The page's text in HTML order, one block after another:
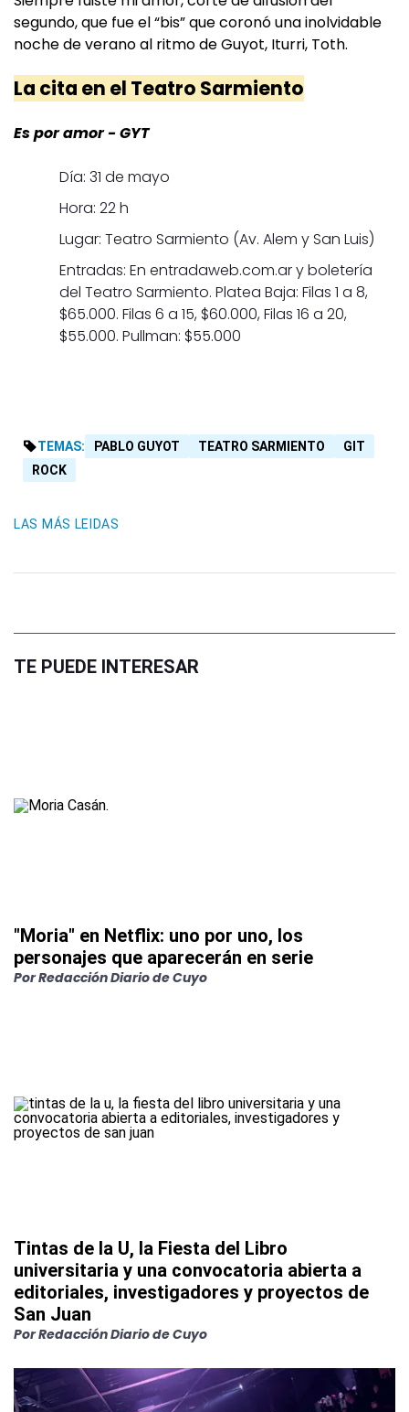
segundo, que fue el “bis” que coronó una inolvidable
noche de verano al ritmo de Guyot, Iturri, Toth.
La cita en el Teatro Sarmiento
Es por amor - GYT
Día: 31 de mayo
Hora: 22 h
Lugar: Teatro Sarmiento (Av. Alem y San Luis)
Entradas: En entradaweb.com.ar y boletería
del Teatro Sarmiento. Platea Baja: Filas 1 a 8,
$65.000. Filas 6 a 15, $60.000, Filas 16 a 20,
$55.000. Pullman: $55.000
TEMAS: PABLO GUYOT TEATRO SARMIENTO
GIT
ROCK
LAS MÁS LEIDAS
TE PUEDE INTERESAR
"Moria" en Netflix: uno por uno, los
personajes que aparecerán en serie
PorRedacción Diario de Cuyo
Tintas de la U, la Fiesta del Libro
universitaria y una convocatoria abierta a
editoriales, investigadores y proyectos de
San Juan
PorRedacción Diario de Cuyo